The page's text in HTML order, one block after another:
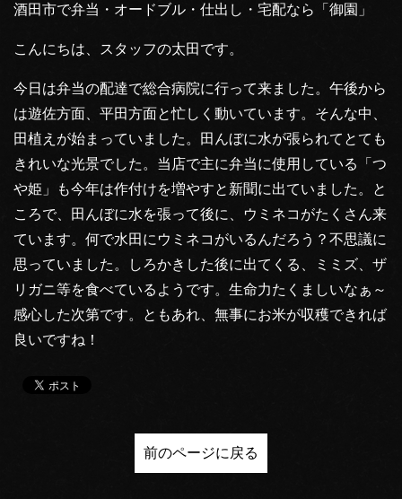
酒田市で弁当・オードブル・仕出し・宅配なら「御園」
こんにちは、スタッフの太田です。
今日は弁当の配達で総合病院に行って来ました。午後から
は遊佐方面、平田方面と忙しく動いています。そんな中、
田植えが始まっていました。田んぼに水が張られてとても
きれいな光景でした。当店で主に弁当に使用している「つ
や姫」も今年は作付けを増やすと新聞に出ていました。と
ころで、田んぼに水を張って後に、ウミネコがたくさん来
ています。何で水田にウミネコがいるんだろう？不思議に
思っていました。しろかきした後に出てくる、ミミズ、ザ
リガニ等を食べているようです。生命力たくましいなぁ～
感心した次第です。ともあれ、無事にお米が収穫できれば
良いですね！
前のページに戻る